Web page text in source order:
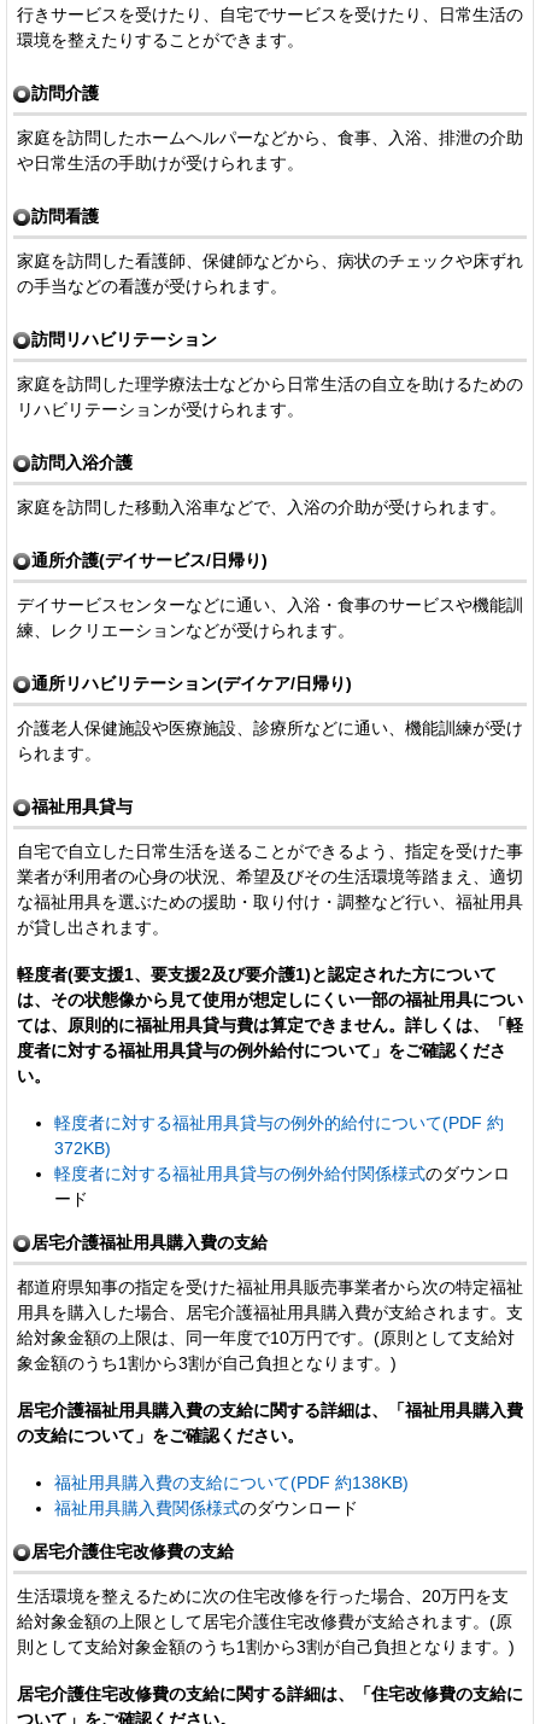
行きサービスを受けたり、自宅でサービスを受けたり、日常生活の
環境を整えたりすることができます。
訪問介護
家庭を訪問したホームヘルパーなどから、食事、入浴、排泄の介助
や日常生活の手助けが受けられます。
訪問看護
家庭を訪問した看護師、保健師などから、病状のチェックや床ずれ
の手当などの看護が受けられます。
訪問リハビリテーション
家庭を訪問した理学療法士などから日常生活の自立を助けるための
リハビリテーションが受けられます。
訪問入浴介護
家庭を訪問した移動入浴車などで、入浴の介助が受けられます。
通所介護(デイサービス/日帰り)
デイサービスセンターなどに通い、入浴・食事のサービスや機能訓
練、レクリエーションなどが受けられます。
通所リハビリテーション(デイケア/日帰り)
介護老人保健施設や医療施設、診療所などに通い、機能訓練が受け
られます。
福祉用具貸与
自宅で自立した日常生活を送ることができるよう、指定を受けた事
業者が利用者の心身の状況、希望及びその生活環境等踏まえ、適切
な福祉用具を選ぶための援助・取り付け・調整など行い、福祉用具
が貸し出されます。
軽度者(要支援1、要支援2及び要介護1)と認定された方について
は、その状態像から見て使用が想定しにくい一部の福祉用具につい
ては、原則的に福祉用具貸与費は算定できません。詳しくは、「軽
度者に対する福祉用具貸与の例外給付について」をご確認くださ
い。
軽度者に対する福祉用具貸与の例外的給付について(PDF 約
372KB)
軽度者に対する福祉用具貸与の例外給付関係様式のダウンロ
ード
居宅介護福祉用具購入費の支給
都道府県知事の指定を受けた福祉用具販売事業者から次の特定福祉
用具を購入した場合、居宅介護福祉用具購入費が支給されます。支
給対象金額の上限は、同一年度で10万円です。(原則として支給対
象金額のうち1割から3割が自己負担となります。)
居宅介護福祉用具購入費の支給に関する詳細は、「福祉用具購入費
の支給について」をご確認ください。
福祉用具購入費の支給について(PDF 約138KB)
福祉用具購入費関係様式のダウンロード
居宅介護住宅改修費の支給
生活環境を整えるために次の住宅改修を行った場合、20万円を支
給対象金額の上限として居宅介護住宅改修費が支給されます。(原
則として支給対象金額のうち1割から3割が自己負担となります。)
居宅介護住宅改修費の支給に関する詳細は、「住宅改修費の支給に
ついて」をご確認ください。